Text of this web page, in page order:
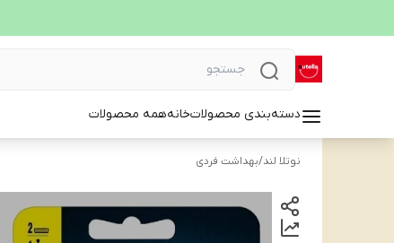
دسته‌بندی محصولاتخانههمه محصولات
نوتلا لند/بهداشت فردی